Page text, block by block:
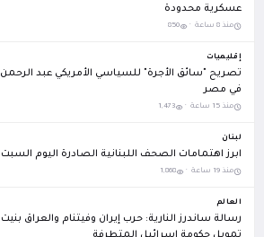
عسكرية محدودة
منذ 8 ساعة · 850
إقليميات
تصريح "سائق الأجرة" للسياسي الأمريكي عبد الرحمن
في مصر
منذ 15 ساعة · 1,473
لبنان
ابرز اهتمامات الصحف اللبنانية الصادرة اليوم السبت 8 آب 2026
منذ 19 ساعة · 1,868
العالم
رسالة ساندرز النارية: حرب إيران وفيتنام والعراق